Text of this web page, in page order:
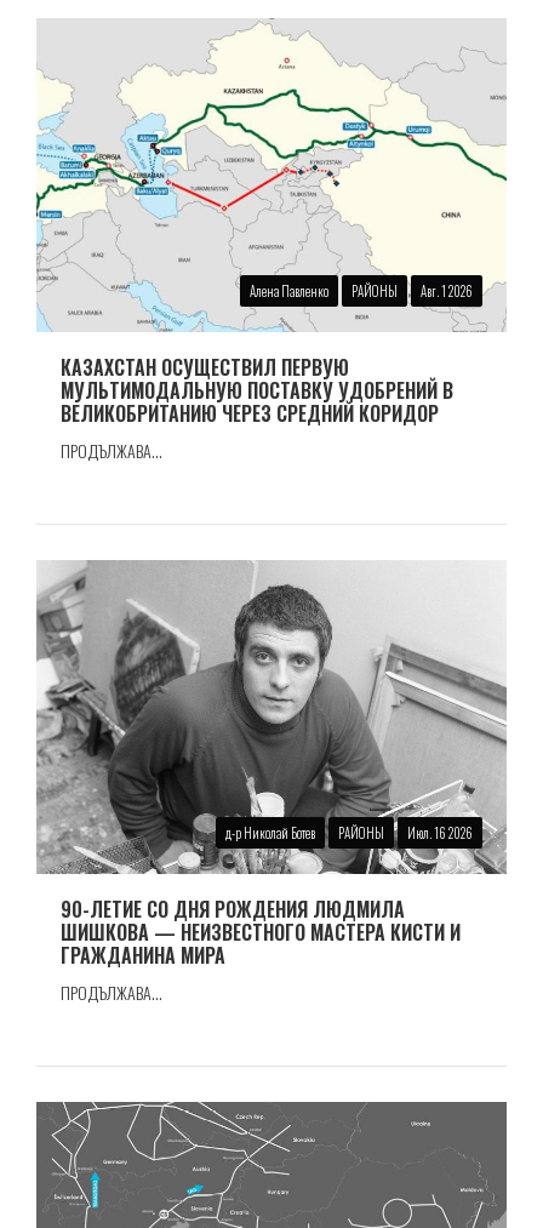
Алена Павленко РАЙОНЫ Авг. 1 2026
КАЗАХСТАН ОСУЩЕСТВИЛ ПЕРВУЮ
МУЛЬТИМОДАЛЬНУЮ ПОСТАВКУ УДОБРЕНИЙ В
ВЕЛИКОБРИТАНИЮ ЧЕРЕЗ СРЕДНИЙ КОРИДОР
ПРОДЪЛЖАВА...
д-р Николай Ботев РАЙОНЫ Июл. 16 2026
90-ЛЕТИЕ СО ДНЯ РОЖДЕНИЯ ЛЮДМИЛА
ШИШКОВА — НЕИЗВЕСТНОГО МАСТЕРА КИСТИ И
ГРАЖДАНИНА МИРА
ПРОДЪЛЖАВА...